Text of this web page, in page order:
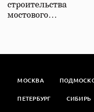
строительства
мостового…
МОСКВА
ПЕТЕРБУРГ СИБИРЬ